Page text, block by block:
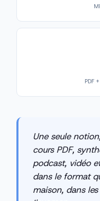
PDF
Une seule
cours PDF,
podcast, vidéo
dans le format
maison, dans